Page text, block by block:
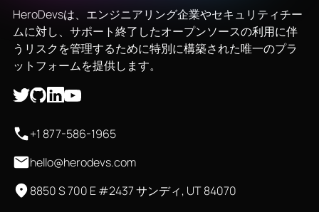
HeroDevsは、エンジニアリング企業やセキュリティチー
ムに対し、サポート終了したオープンソースの利用に伴
うリスクを管理するために特別に構築された唯一のプラ
ットフォームを提供します。
+1 877-586-1965
hello@herodevs.com
8850 S 700 E #2437 サンディ, UT 84070